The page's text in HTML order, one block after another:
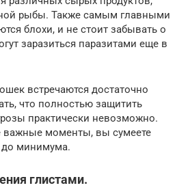
рыбы. Также самым главными
блохи, и не стоит забывать о
заразиться паразитами еще в
встречаются достаточно
что полностью защитить
практически невозможно.
важные моменты, вы сумеете
до минимума.
глистами.